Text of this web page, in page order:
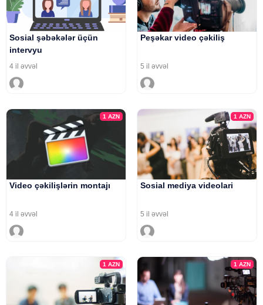
Sosial şəbəkələr üçün
intervyu
4 il əvvəl
Peşəkar video çəkiliş
5 il əvvəl
1AZN
Video çəkilişlərin montajı
4 il əvvəl
1 AZN
Sosial mediya videolari
5 il əvvəl
1AZN 1 AZN